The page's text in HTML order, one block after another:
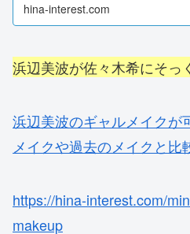
と...
hina-interest.com
浜辺美波が佐々木希にそっ
浜辺美波のギャルメイクが
メイクや過去のメイクと比
https://hina-interest.com/
makeup